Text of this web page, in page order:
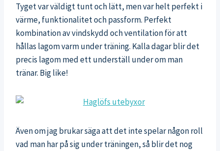
Tyget var väldigt tunt och lätt, men var helt perfekt i
värme, funktionalitet och passform. Perfekt
kombination av vindskydd och ventilation för att
hållas lagom varm under träning. Kalla dagar blir det
precis lagom med ett underställ under om man
tränar. Big like!
Även om jag brukar säga att det inte spelar någon roll
vad man har på sig under träningen, så blir det nog